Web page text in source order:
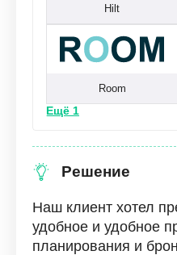
Hilt
Room
Ещё 1
Решение
Наш клиент хотел
удобное и удобное
планирования и